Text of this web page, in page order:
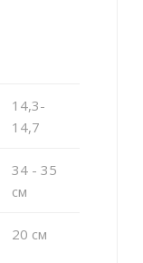
14,3-
14,7
34 - 35
см
20 см